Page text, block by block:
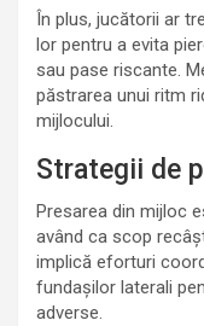
În plus, jucătorii ar
lor pentru a evita
sau pase riscante.
păstrarea unui ritm
mijlocului.
Strategii de
Presarea din mijloc
având ca scop
implică eforturi
fundașilor laterali
adverse.